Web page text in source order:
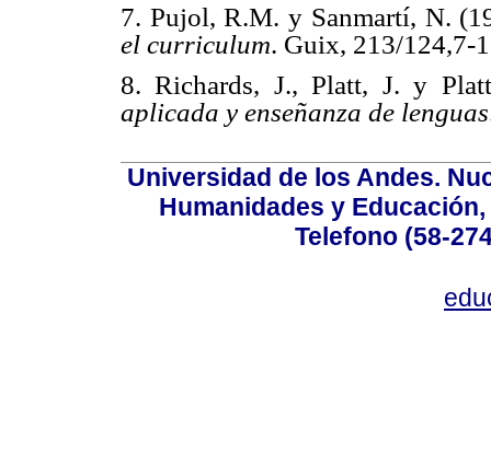
7. Pujol, R.M. y Sanmartí, N.
el curriculum. Guix, 213/124,7-
8. Richards, J., Platt, J. y
aplicada y enseñanza de lenguas
Universidad de los Andes.
Humanidades y
Telefono (58-